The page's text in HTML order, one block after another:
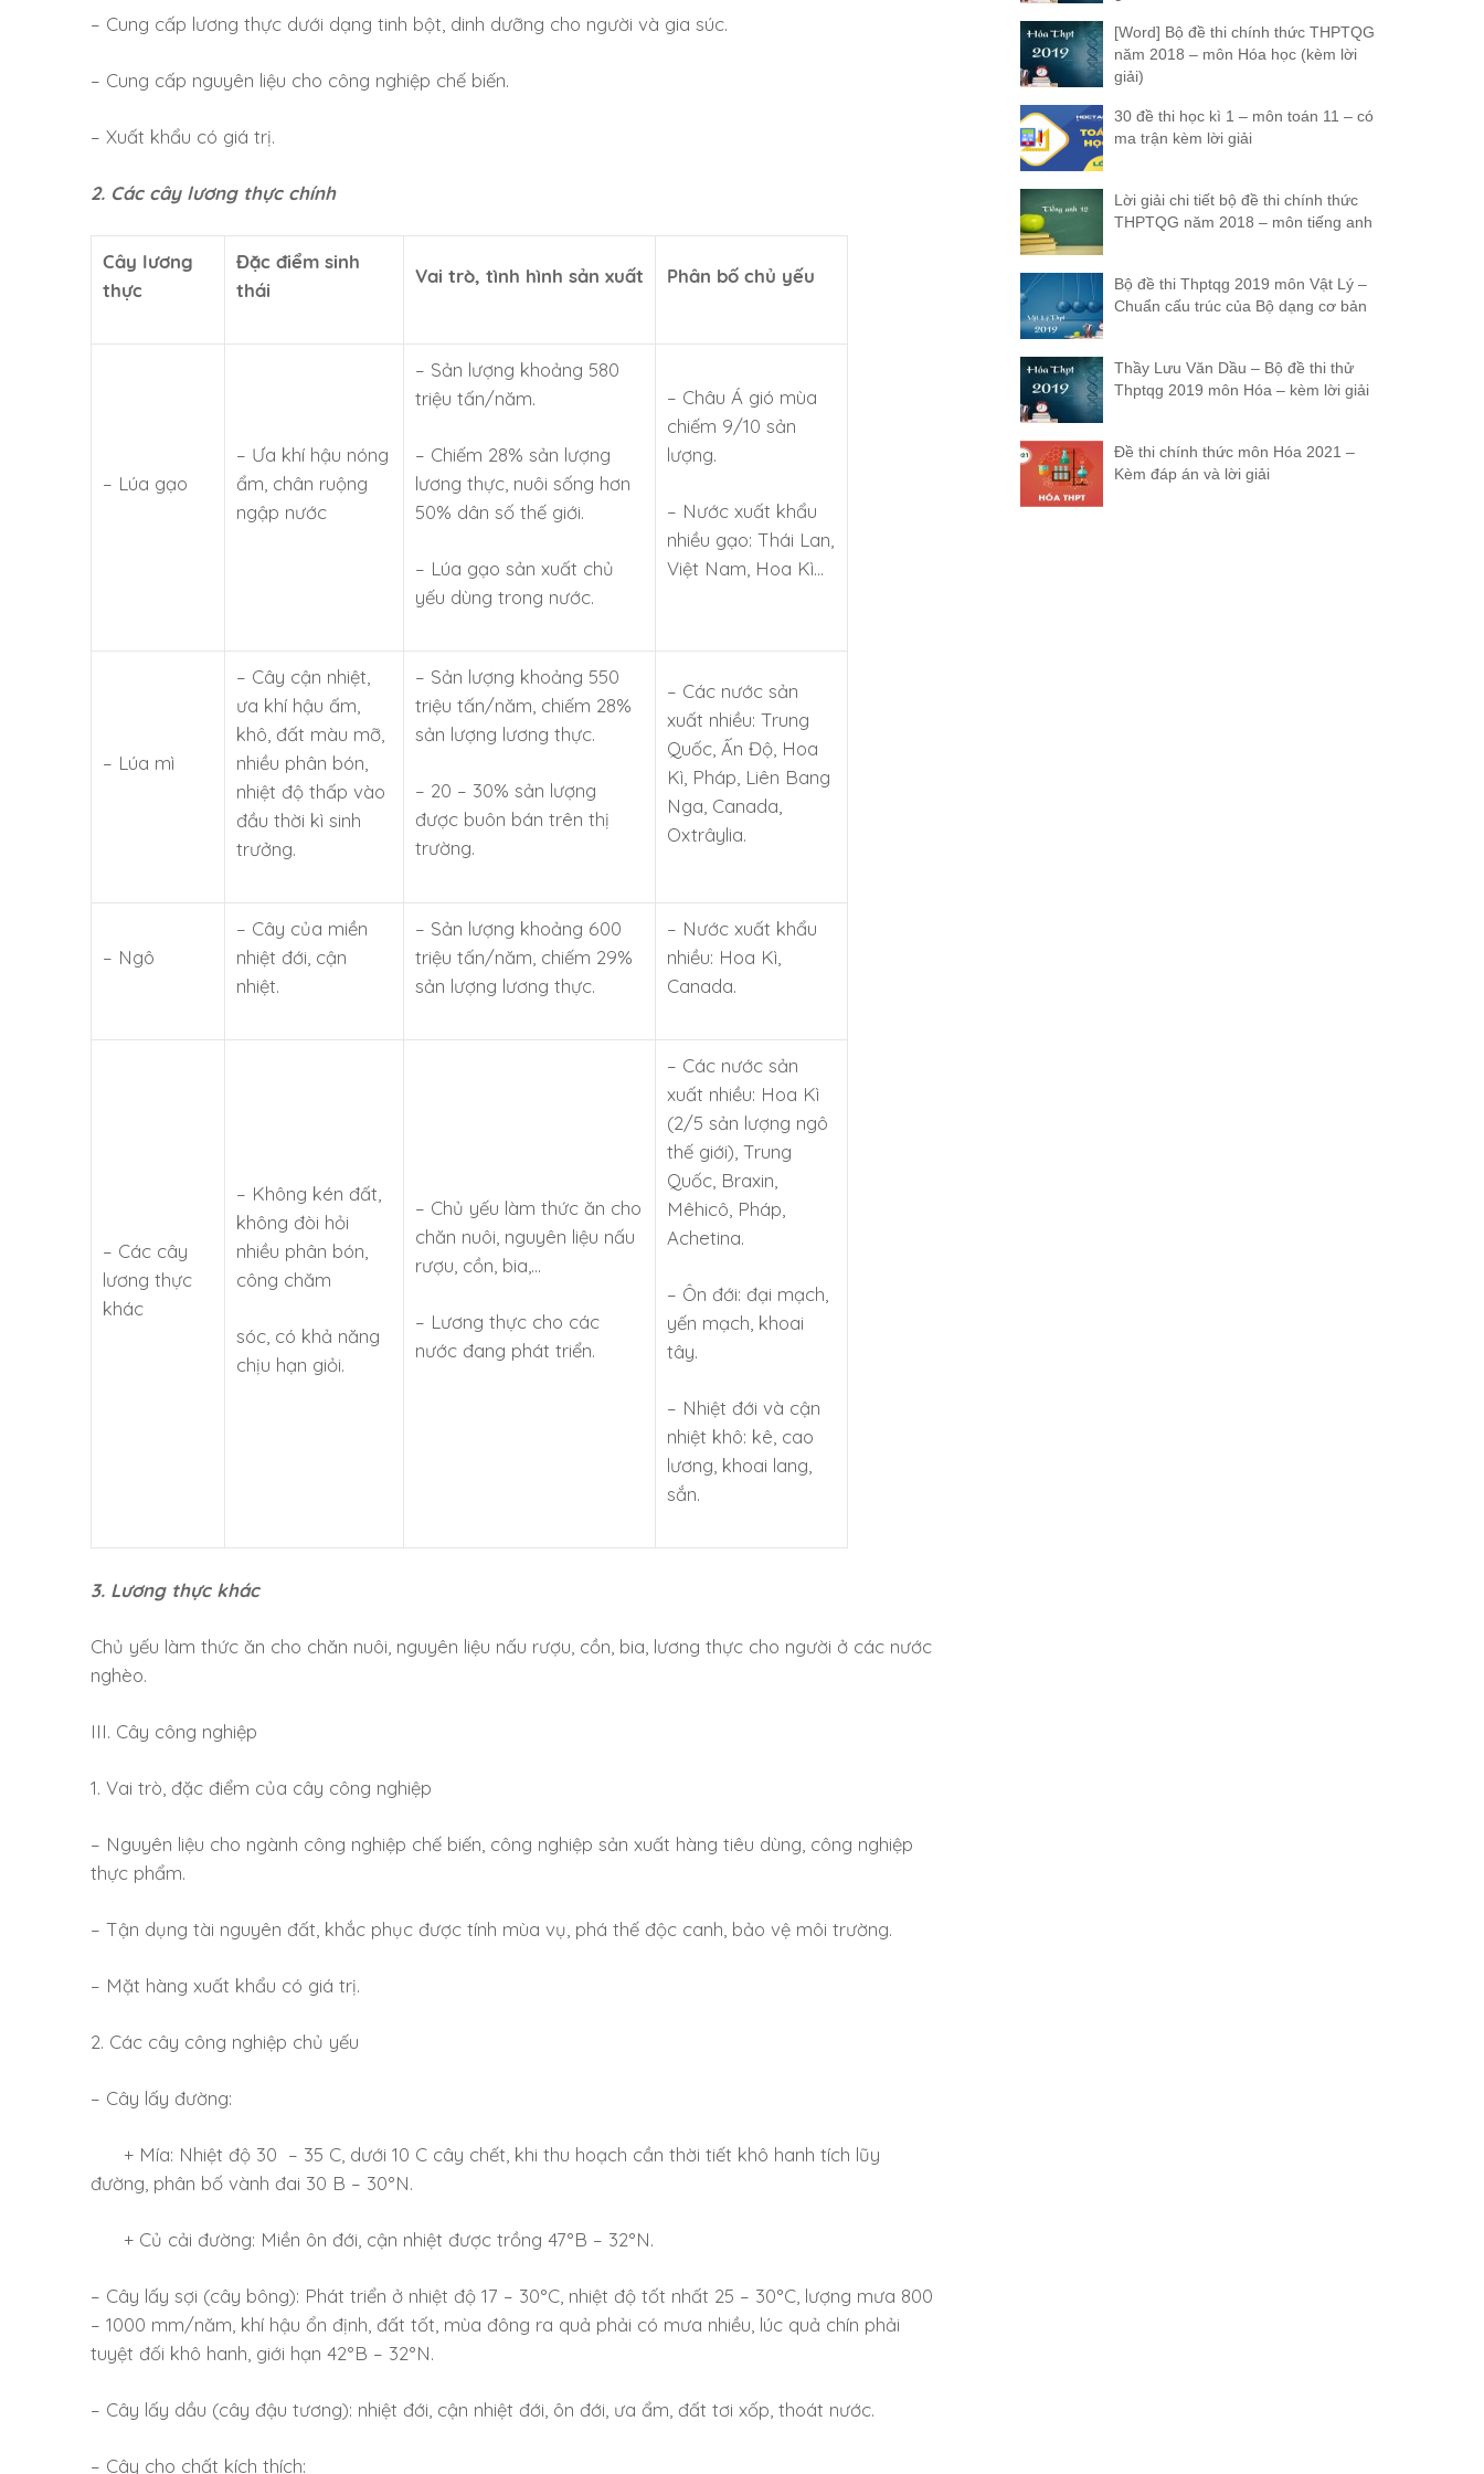
– Cung cấp lương thực dưới dạng tinh bột, dinh dưỡng cho người và gia súc.
– Cung cấp nguyên liệu cho công nghiệp chế biến.
– Xuất khẩu có giá trị.
2. Các cây lương thực chính
Cây lương
thực
Đặc điểm sinh
thái
Vai trò, tình hình sản xuất Phân bố chủ yếu
– Lúa gạo
– Ưa khí hậu nóng
ẩm, chân ruộng
ngập nước
– Sản lượng khoảng 580
triệu tấn/năm.
– Chiếm 28% sản lượng
lương thực, nuôi sống hơn
50% dân số thế giới.
– Lúa gạo sản xuất chủ
yếu dùng trong nước.
– Châu Á gió mùa
chiếm 9/10 sản
lượng.
– Nước xuất khẩu
nhiều gạo: Thái Lan,
Việt Nam, Hoa Kì…
– Lúa mì
– Cây cận nhiệt,
ưa khí hậu ấm,
khô, đất màu mỡ,
nhiều phân bón,
nhiệt độ thấp vào
đầu thời kì sinh
trưởng.
– Sản lượng khoảng 550
triệu tấn/năm, chiếm 28%
sản lượng lương thực.
– 20 – 30% sản lượng
được buôn bán trên thị
trường.
– Các nước sản
xuất nhiều: Trung
Quốc, Ấn Độ, Hoa
Kì, Pháp, Liên Bang
Nga, Canada,
Oxtrâylia.
– Ngô
– Cây của miền
nhiệt đới, cận
nhiệt.
– Sản lượng khoảng 600
triệu tấn/năm, chiếm 29%
sản lượng lương thực.
– Nước xuất khẩu
nhiều: Hoa Kì,
Canada.
– Các cây
lương thực
khác
– Không kén đất,
không đòi hỏi
nhiều phân bón,
công chăm
sóc, có khả năng
chịu hạn giỏi.
– Chủ yếu làm thức ăn cho
chăn nuôi, nguyên liệu nấu
rượu, cồn, bia,…
– Lương thực cho các
nước đang phát triển.
– Các nước sản
xuất nhiều: Hoa Kì
(2/5 sản lượng ngô
thế giới), Trung
Quốc, Braxin,
Mêhicô, Pháp,
Achetina.
– Ôn đới: đại mạch,
yến mạch, khoai
tây.
– Nhiệt đới và cận
nhiệt khô: kê, cao
lương, khoai lang,
sắn.
3. Lương thực khác
Chủ yếu làm thức ăn cho chăn nuôi, nguyên liệu nấu rượu, cồn, bia, lương thực cho người ở các nước
nghèo.
III. Cây công nghiệp
1. Vai trò, đặc điểm của cây công nghiệp
– Nguyên liệu cho ngành công nghiệp chế biến, công nghiệp sản xuất hàng tiêu dùng, công nghiệp
thực phẩm.
– Tận dụng tài nguyên đất, khắc phục được tính mùa vụ, phá thế độc canh, bảo vệ môi trường.
– Mặt hàng xuất khẩu có giá trị.
2. Các cây công nghiệp chủ yếu
– Cây lấy đường:
+ Mía: Nhiệt độ 30 – 35 C, dưới 10 C cây chết, khi thu hoạch cần thời tiết khô hanh tích lũy
đường, phân bố vành đai 30 B – 30°N.
+ Củ cải đường: Miền ôn đới, cận nhiệt được trồng 47°B – 32°N.
– Cây lấy sợi (cây bông): Phát triển ở nhiệt độ 17 – 30°C, nhiệt độ tốt nhất 25 – 30°C, lượng mưa 800
– 1000 mm/năm, khí hậu ổn định, đất tốt, mùa đông ra quả phải có mưa nhiều, lúc quả chín phải
tuyệt đối khô hanh, giới hạn 42°B – 32°N.
– Cây lấy dầu (cây đậu tương): nhiệt đới, cận nhiệt đới, ôn đới, ưa ẩm, đất tơi xốp, thoát nước.
– Cây cho chất kích thích:
[Word] Bộ đề thi chính thức THPTQG
năm 2018 – môn Hóa học (kèm lời
giải)
30 đề thi học kì 1 – môn toán 11 – có
ma trận kèm lời giải
Lời giải chi tiết bộ đề thi chính thức
THPTQG năm 2018 – môn tiếng anh
Bộ đề thi Thptqg 2019 môn Vật Lý –
Chuẩn cấu trúc của Bộ dạng cơ bản
Thầy Lưu Văn Dầu – Bộ đề thi thử
Thptqg 2019 môn Hóa – kèm lời giải
Đề thi chính thức môn Hóa 2021 –
Kèm đáp án và lời giải